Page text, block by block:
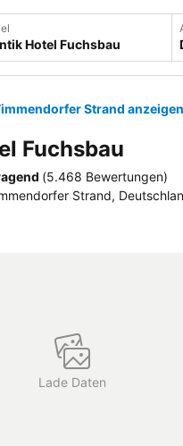
Strand anzeigen
Fuchsbau
(5.468 Bewertungen)
Strand,
Lade Daten